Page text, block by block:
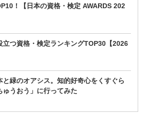
！【日本の資格・検定 AWARDS 202
立つ資格・検定ランキングTOP30【2026
と緑のオアシス。知的好奇心をくすぐら
ゅうおう」に行ってみた